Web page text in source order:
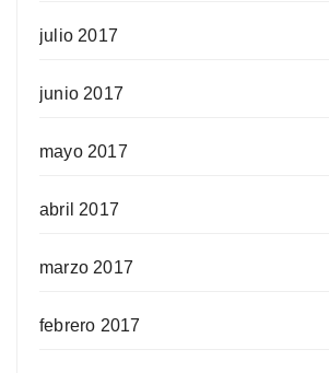
julio 2017
junio 2017
mayo 2017
abril 2017
marzo 2017
febrero 2017